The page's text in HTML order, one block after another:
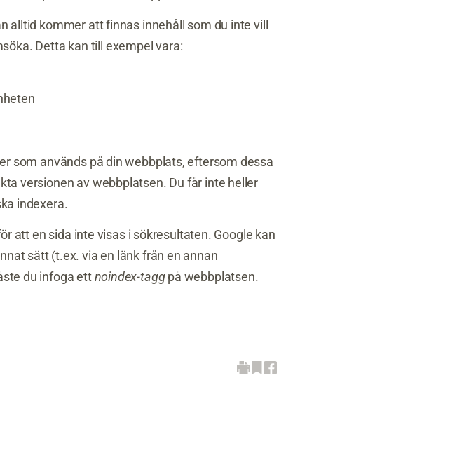
kommer att finnas innehåll som du inte vill
Detta kan till exempel vara:
som används på din webbplats, eftersom dessa
versionen av webbplatsen. Du får inte heller
indexera.
att en sida inte visas i sökresultaten. Google kan
sätt (t.ex. via en länk från en annan
du infoga ettnoindex-taggpå webbplatsen.